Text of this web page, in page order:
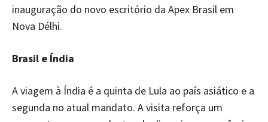
inauguração do novo escritório da Apex Brasil em
Nova Délhi.
Brasil e Índia
A viagem à Índia é a quinta de Lula ao país asiático e a
segunda no atual mandato. A visita reforça um